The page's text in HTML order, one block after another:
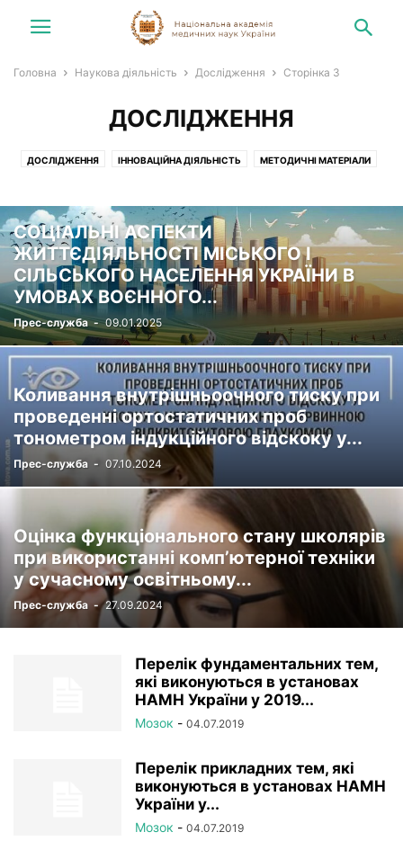
Головна Наукова діяльність Дослідження Сторінка 3
ДОСЛІДЖЕННЯ
ДОСЛІДЖЕННЯ ІННОВАЦІЙНА ДІЯЛЬНІСТЬ МЕТОДИЧНІ МАТЕРІАЛИ
СОЦІАЛЬНІ АСПЕКТИ
ЖИТТЄДІЯЛЬНОСТІ МІСЬКОГО І
СІЛЬСЬКОГО НАСЕЛЕННЯ УКРАЇНИ В
УМОВАХ ВОЄННОГО...
Прес-служба - 09.01.2025
Коливання внутрішньоочного тиску при
проведенні ортостатичних проб
тонометром індукційного відскоку у...
Прес-служба - 07.10.2024
Оцінка функціонального стану школярів
при використанні комп’ютерної техніки
у сучасному освітньому...
Прес-служба - 27.09.2024
Перелік фундаментальних тем,
які виконуються в установах
НАМН України у 2019...
Мозок - 04.07.2019
Перелік прикладних тем, які
виконуються в установах НАМН
України у...
Мозок - 04.07.2019